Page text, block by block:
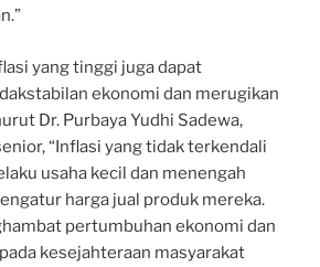
yang tinggi juga dapat
ekonomi dan merugikan
Dr. Purbaya Yudhi Sadewa,
“Inflasi yang tidak terkendali
usaha kecil dan menengah
harga jual produk mereka.
pertumbuhan ekonomi dan
kesejahteraan masyarakat